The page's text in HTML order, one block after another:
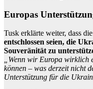
Europas
Tusk erklärte weiter, dass die
entschlossen seien, die
Souveränität zu
„Wenn wir Europa wirklich
können – was derzeit nicht
Unterstützung für die